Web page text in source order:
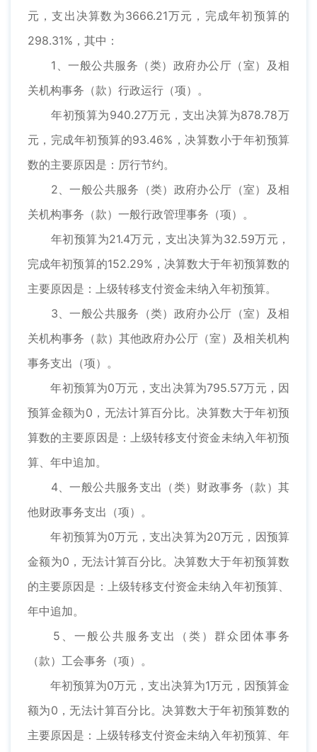
元，支出决算数为3666.21万元，完成年初预算的
298.31%，其中：
1、一般公共服务（类）政府办公厅（室）及相
关机构事务（款）行政运行（项）。
年初预算为940.27万元，支出决算为878.78万
元，完成年初预算的93.46%，决算数小于年初预算
数的主要原因是：厉行节约。
2、一般公共服务（类）政府办公厅（室）及相
关机构事务（款）一般行政管理事务（项）。
年初预算为21.4万元，支出决算为32.59万元，
完成年初预算的152.29%，决算数大于年初预算数的
主要原因是：上级转移支付资金未纳入年初预算。
3、一般公共服务（类）政府办公厅（室）及相
关机构事务（款）其他政府办公厅（室）及相关机构
事务支出（项）。
年初预算为0万元，支出决算为795.57万元，因
预算金额为0，无法计算百分比。决算数大于年初预
算数的主要原因是：上级转移支付资金未纳入年初预
算、年中追加。
4、一般公共服务支出（类）财政事务（款）其
他财政事务支出（项）。
年初预算为0万元，支出决算为20万元，因预算
金额为0，无法计算百分比。决算数大于年初预算数
的主要原因是：上级转移支付资金未纳入年初预算、
年中追加。
5、一般公共服务支出（类）群众团体事务
（款）工会事务（项）。
年初预算为0万元，支出决算为1万元，因预算金
额为0，无法计算百分比。决算数大于年初预算数的
主要原因是：上级转移支付资金未纳入年初预算、年